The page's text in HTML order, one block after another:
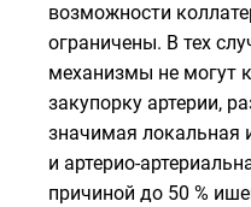
возможности
ограничены. В тех
механизмы не могут
закупорку артерии,
значимая локальная
и артерио-
причиной до 50 %